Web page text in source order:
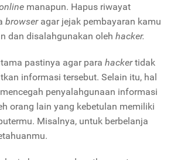
manapun. Hapus riwayat
browseragar jejak pembayaran kamu
dan disalahgunakan oleh hacker.
pastinya agar para hackertidak
informasi tersebut. Selain itu, hal
penyalahgunaan informasi
orang lain yang kebetulan memiliki
Misalnya, untuk berbelanja